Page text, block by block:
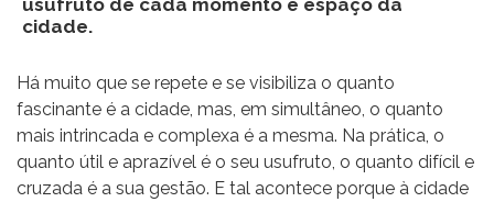
cidade.
Há muito que se repete e se visibiliza o quanto
fascinante é a cidade, mas, em simultâneo, o quanto
mais intrincada e complexa é a mesma. Na prática, o
quanto útil e aprazível é o seu usufruto, o quanto difícil e
cruzada é a sua gestão. E tal acontece porque à cidade